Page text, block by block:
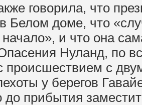
говорила, что
Белом доме, что
и что она
Нуланд, по
происшествием с
у берегов
до прибытия